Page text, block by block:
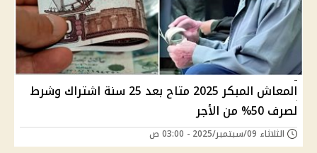
المعاش المبكر 2025 متاح بعد 25 سنة اشتراك وشرط
لصرف 50% من الأجر
الثلاثاء 09/سبتمبر/2025 - 03:00 ص